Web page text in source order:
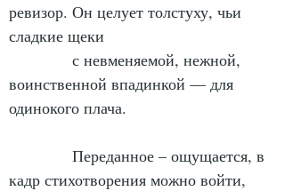
ревизор. Он целует толстуху, чьи
сладкие щеки
с невменяемой, нежной,
воинственной впадинкой — для
одинокого плача.
Переданное – ощущается, в
кадр стихотворения можно войти,